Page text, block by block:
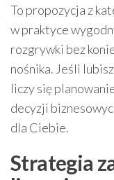
To propozycja z
w praktyce
rozgrywki bez
nośnika. Jeśli
liczy się
decyzji
dla Ciebie.
Strategia